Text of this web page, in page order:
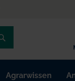
/
ARTIKELNR.
/
Agrarwissen